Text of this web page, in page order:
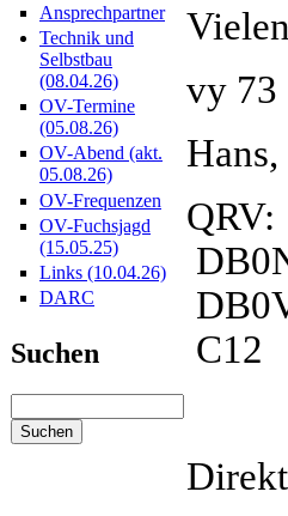
Ansprechpartner
Technik und
Selbstbau
(08.04.26)
OV-Termine
(05.08.26)
OV-Abend (akt.
05.08.26)
OV-Frequenzen
OV-Fuchsjagd
(15.05.25)
Links (10.04.26)
DARC
Suchen
vy 73
QRV:
C12